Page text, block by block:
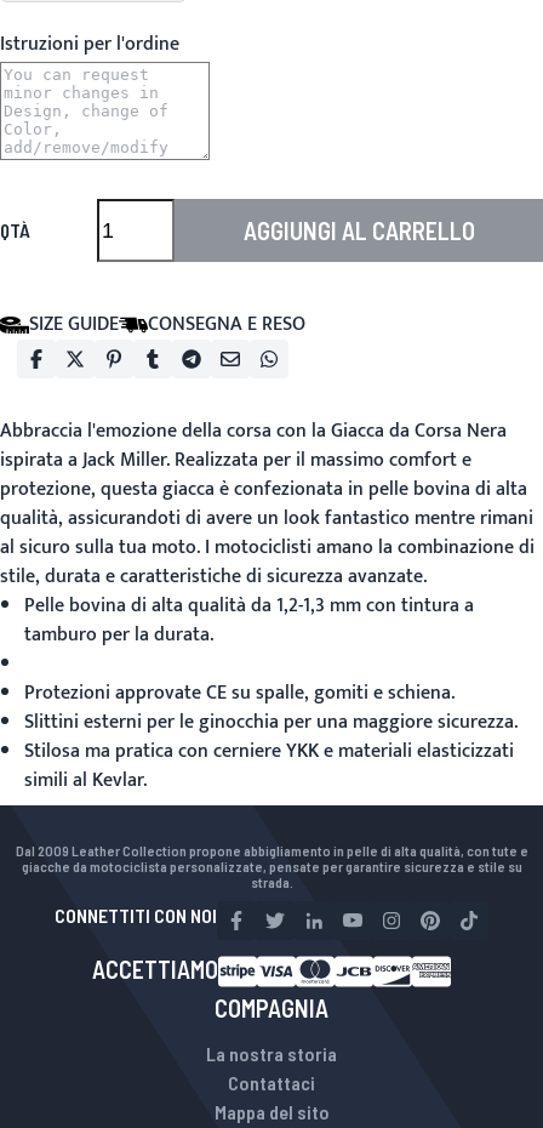
Istruzioni per l'ordine
QTÀ AGGIUNGI AL CARRELLO
SIZE GUIDE CONSEGNA E RESO
Abbraccia l'emozione della corsa con laGiacca da Corsa Nera
ispirata a Jack Miller. Realizzata per il massimo comfort e
protezione, questa giacca è confezionata in pelle bovina di alta
qualità, assicurandoti di avere un look fantastico mentre rimani
al sicuro sulla tua moto. I motociclisti amano la combinazione di
stile, durata e caratteristiche di sicurezza avanzate.
Pelle bovina di alta qualità da 1,2-1,3 mm con tintura a
tamburo per la durata.
Protezioni approvate CE su spalle, gomiti e schiena.
Slittini esterni per le ginocchia per una maggiore sicurezza.
Stilosa ma pratica con cerniere YKK e materiali elasticizzati
simili al Kevlar.
Dal 2009 Leather Collection propone abbigliamento in pelle di alta qualità, con tute e
giacche da motociclista personalizzate, pensate per garantire sicurezza e stile su
strada.
CONNETTITI CON NOI
ACCETTIAMO
COMPAGNIA
La nostra storia
Contattaci
Mappa del sito